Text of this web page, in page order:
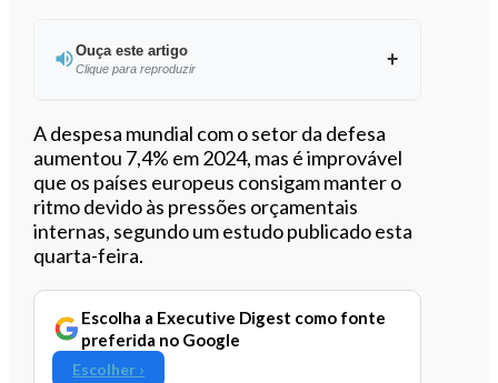
Ouça este artigo
Clique para reproduzir
Ouvir este artigo
A despesa mundial com o setor da defesa
aumentou 7,4% em 2024, mas é improvável
que os países europeus consigam manter o
ritmo devido às pressões orçamentais
internas, segundo um estudo publicado esta
quarta-feira.
Escolha a Executive Digest como fonte
preferida no Google
Escolher ›